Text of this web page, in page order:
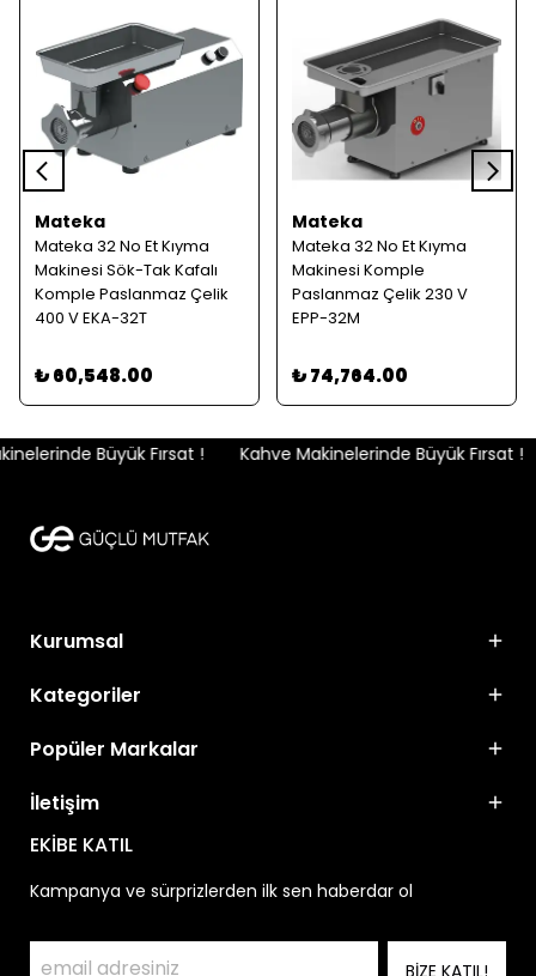
Mateka
Mateka 32 No Et Kıyma
Makinesi Sök-Tak Kafalı
Komple Paslanmaz Çelik
400 V EKA-32T
₺ 60,548.00
Mateka
Mateka 32 No Et Kıyma
Makinesi Komple
Paslanmaz Çelik 230 V
EPP-32M
₺ 74,764.00
Büyük Fırsat ! Kahve Makinelerinde Büyük Fırsat !
Kurumsal
Kategoriler
Popüler Markalar
İletişim
EKİBE KATIL
Kampanya ve sürprizlerden ilk sen haberdar ol
BİZE KATIL!